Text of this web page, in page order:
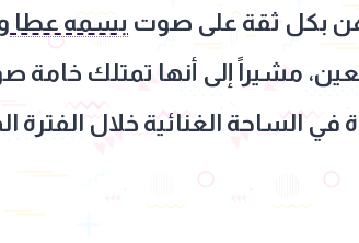
بكل ثقة على صوت بسمه عطا
مشيراً إلى أنها تمتلك خامة
الساحة الغنائية خلال الفترة